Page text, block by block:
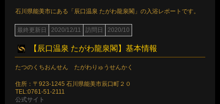
石川県能美市にある「辰口温泉 たがわ龍泉閣」の入浴レポートです。
最終更新日 2020/12/11 訪問日 2020/10
【辰口温泉 たがわ龍泉閣】基本情報
たつのくちおんせん たがわりゅうせんかく
住所：〒923-1245 石川県能美市辰口町２０
TEL:0761-51-2111
公式サイト